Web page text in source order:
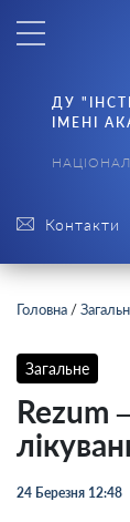
Контакти
ДУ
ІМЕНІ
Головна /
Загальне
Rezum
24 Березня 12:48